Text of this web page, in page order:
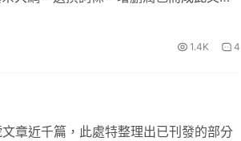
1.4K 4
章近千篇，此處特整理出已刊發的部分